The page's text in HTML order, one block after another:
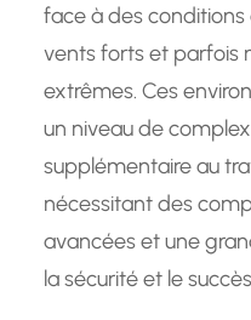
face à des
vents forts et parfois
extrêmes. Ces
un niveau de
supplémentaire au
nécessitant des
avancées et une
la sécurité et le